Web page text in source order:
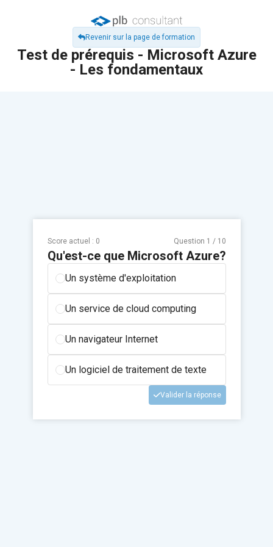
Revenir sur la page de formation
Test de prérequis - Microsoft Azure
- Les fondamentaux
Score actuel : 0 Question 1 / 10
Qu'est-ce que Microsoft Azure?
Un système d'exploitation
Un service de cloud computing
Un navigateur Internet
Un logiciel de traitement de texte
Valider la réponse